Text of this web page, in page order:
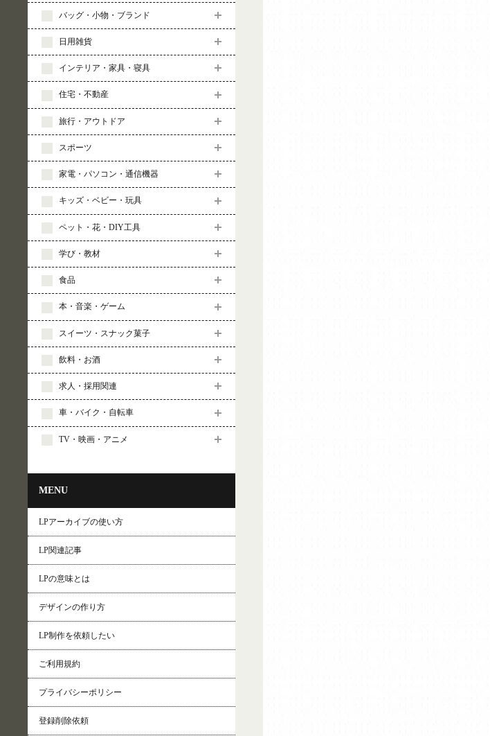
バッグ・小物・ブランド
日用雑貨
インテリア・家具・寝具
住宅・不動産
旅行・アウトドア
スポーツ
家電・パソコン・通信機器
キッズ・ベビー・玩具
ペット・花・DIY工具
学び・教材
食品
本・音楽・ゲーム
スイーツ・スナック菓子
飲料・お酒
求人・採用関連
車・バイク・自転車
TV・映画・アニメ
MENU
LPアーカイブの使い方
LP関連記事
LPの意味とは
デザインの作り方
LP制作を依頼したい
ご利用規約
プライバシーポリシー
登録削除依頼